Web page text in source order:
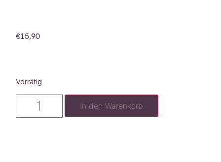
€15,90
Vorrätig
In den Warenkorb